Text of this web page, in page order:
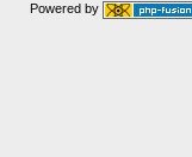
Powered by